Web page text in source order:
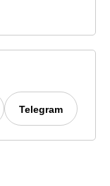
Telegram